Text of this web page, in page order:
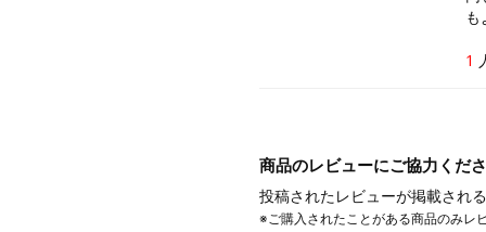
1
商品のレビューにご協力くだ
投稿されたレビューが掲載され
※ご購入されたことがある商品のみレ